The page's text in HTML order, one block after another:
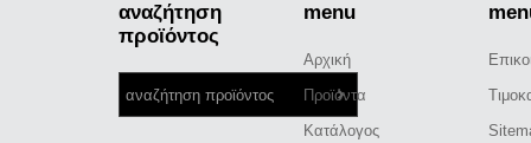
αναζήτηση
προϊόντος
menu
Αρχική
Προϊόντα
Κατάλογος